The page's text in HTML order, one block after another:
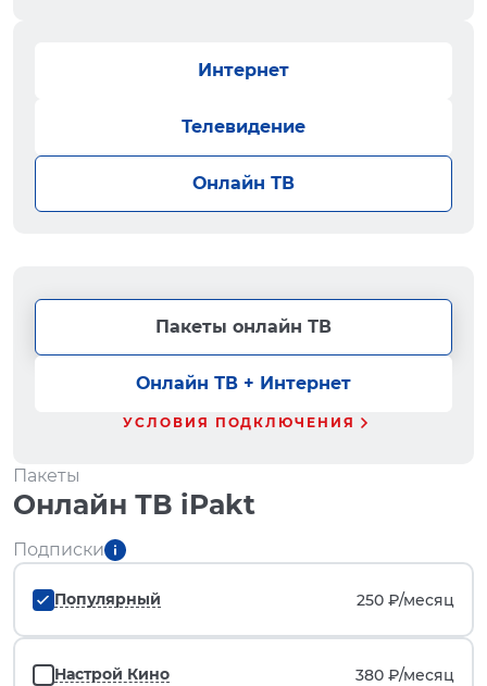
Интернет
Телевидение
Онлайн ТВ
Пакеты онлайн ТВ
Онлайн ТВ + Интернет
УСЛОВИЯ ПОДКЛЮЧЕНИЯ
Пакеты
Онлайн ТВ iPakt
Подписки
Популярный 250 ₽/месяц
Настрой Кино 380 ₽/месяц